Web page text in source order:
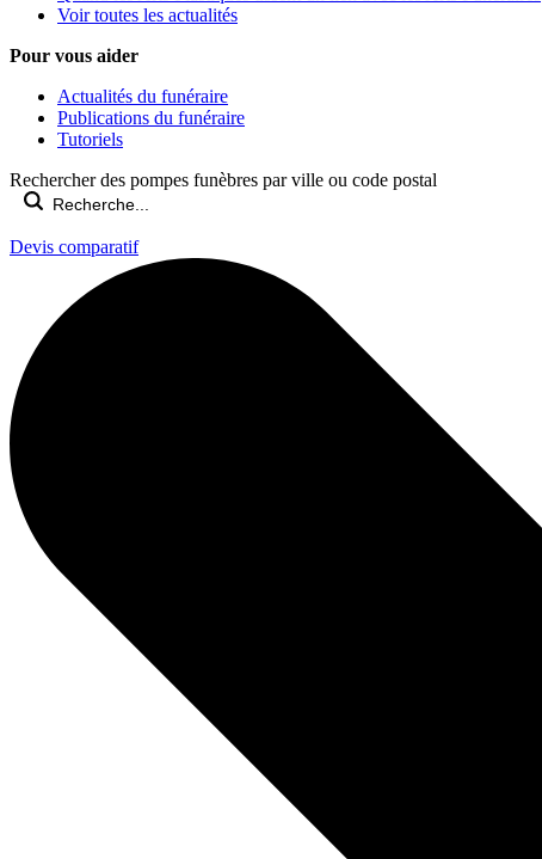
Voir toutes les actualités
Pour vous aider
Actualités du funéraire
Publications du funéraire
Tutoriels
Rechercher des pompes funèbres par ville ou code postal
Devis comparatif